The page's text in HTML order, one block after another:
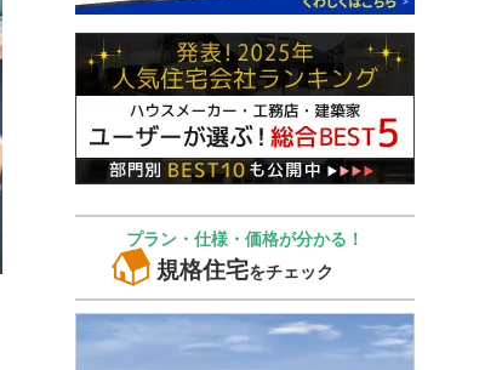
プラン・仕様・価格が分かる！
規格住宅をチェック